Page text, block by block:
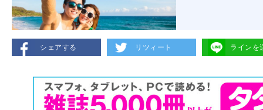
シェアする リツィート ラインを